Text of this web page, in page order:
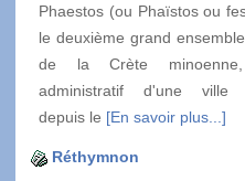
Phaestos (ou Phaïstos ou
le deuxième grand
de la Crète
administratif d'une ville
depuis le [En savoir plus...]
Réthymnon